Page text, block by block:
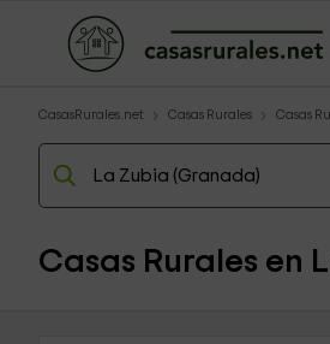
CasasRurales.net Casas Rurales Casas
Casas Rurales en